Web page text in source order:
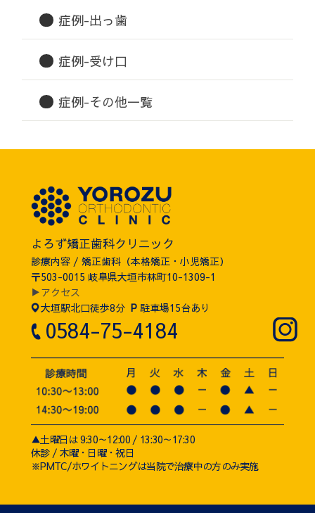
症例-出っ歯
症例-受け口
症例-その他一覧
よろず矯正歯科クリニック
診療内容 / 矯正歯科（本格矯正・小児矯正）
〒503-0015 岐阜県大垣市林町10-1309-1
▶アクセス
大垣駅北口徒歩8分 P 駐車場15台あり
0584-75-4184
▲土曜日は 9:30～12:00 / 13:30～17:30
休診 / 木曜・日曜・祝日
※PMTC/ホワイトニングは当院で治療中の方のみ実施